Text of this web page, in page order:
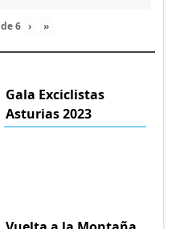
de6 › »
Gala Exciclistas
Asturias 2023